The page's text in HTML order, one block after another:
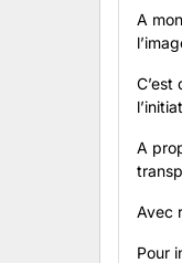
A
A
Avec
Pour